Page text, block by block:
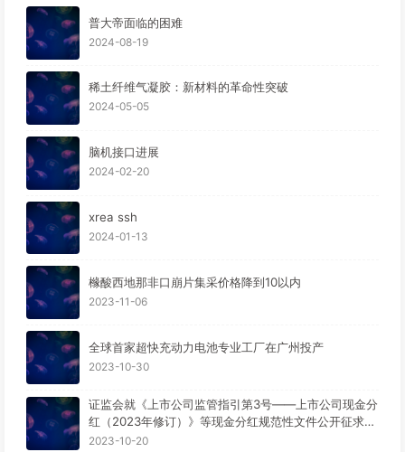
普大帝面临的困难
2024-08-19
稀土纤维气凝胶：新材料的革命性突破
2024-05-05
脑机接口进展
2024-02-20
xrea ssh
2024-01-13
橼酸西地那非口崩片集采价格降到10以内
2023-11-06
全球首家超快充动力电池专业工厂在广州投产
2023-10-30
证监会就《上市公司监管指引第3号——上市公司现金分
红（2023年修订）》等现金分红规范性文件公开征求意
见。
2023-10-20